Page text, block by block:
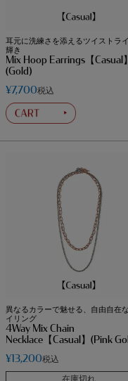
耳元に洗練さを添えるツイストラ
輝き
Mix Hoop Earrings【Casual】
(Gold)
¥7,700税込
異なるカラーで魅せる、自由自在
イリング
4Way Mix Chain
Necklace【Casual】(Pink
¥13,200税込
在庫切れ